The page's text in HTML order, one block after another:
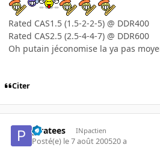
Rated CAS1.5 (1.5-2-2-5) @ DDR400
Rated CAS2.5 (2.5-4-4-7) @ DDR600
Oh putain jéconomise la ya pas
Citer
piratees INpactien
Posté(e) le 7 août 200520 a